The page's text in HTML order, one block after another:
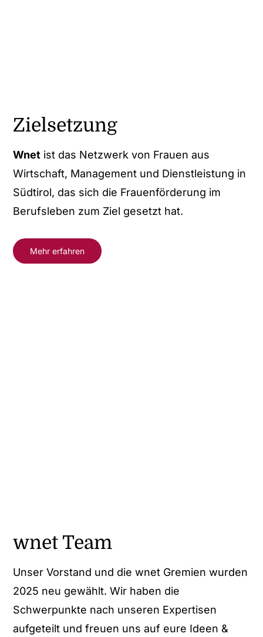
Zielsetzung
Wnet ist das Netzwerk von Frauen aus
Wirtschaft, Management und Dienstleistung in
Südtirol, das sich die Frauenförderung im
Berufsleben zum Ziel gesetzt hat.
Mehr erfahren
wnet Team
Unser Vorstand und die wnet Gremien wurden
2025 neu gewählt. Wir haben die
Schwerpunkte nach unseren Expertisen
aufgeteilt und freuen uns auf eure Ideen &